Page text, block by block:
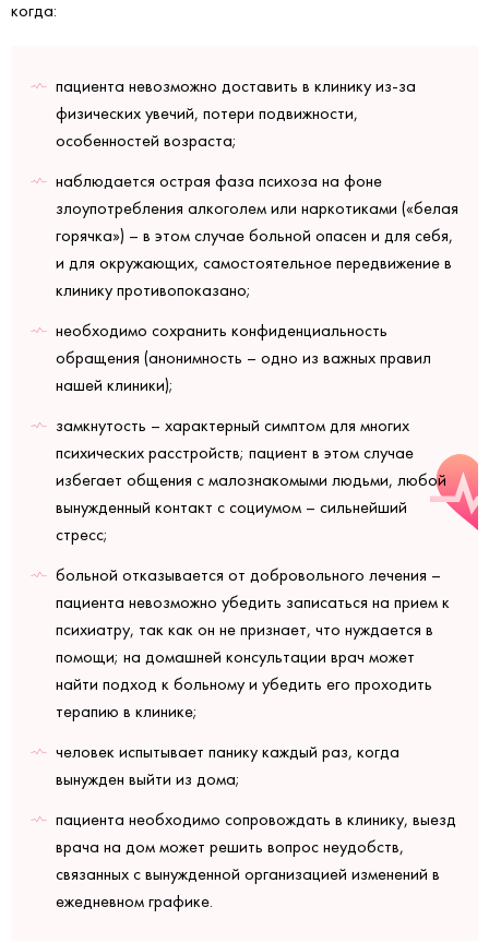
когда:
пациента невозможно доставить в клинику из-за
физических увечий, потери подвижности,
особенностей возраста;
наблюдается острая фаза психоза на фоне
злоупотребления алкоголем или наркотиками («белая
горячка») – в этом случае больной опасен и для себя,
и для окружающих, самостоятельное передвижение в
клинику противопоказано;
необходимо сохранить конфиденциальность
обращения (анонимность – одно из важных правил
нашей клиники);
замкнутость – характерный симптом для многих
психических расстройств; пациент в этом случае
избегает общения с малознакомыми людьми, любой
вынужденный контакт с социумом – сильнейший
стресс;
больной отказывается от добровольного лечения –
пациента невозможно убедить записаться на прием к
психиатру, так как он не признает, что нуждается в
помощи; на домашней консультации врач может
найти подход к больному и убедить его проходить
терапию в клинике;
человек испытывает панику каждый раз, когда
вынужден выйти из дома;
пациента необходимо сопровождать в клинику, выезд
врача на дом может решить вопрос неудобств,
связанных с вынужденной организацией изменений в
ежедневном графике.